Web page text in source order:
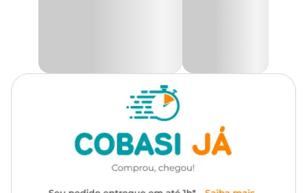
especial. Compre pelo site, app ou em
Medidas aproximadas